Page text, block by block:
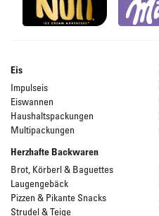
Eis
Impulseis
Eiswannen
Haushaltspackungen
Multipackungen
Herzhafte Backwaren
Brot, Körberl & Baguettes
Laugengebäck
Pizzen & Pikante Snacks
Strudel & Teige